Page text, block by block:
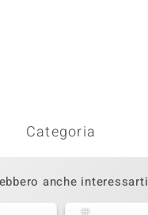
Categoria
anche interessarti